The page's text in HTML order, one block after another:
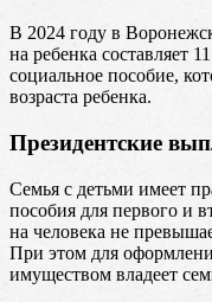
В 2024 году в
на ребенка составляет
социальное пособие,
возраста ребенка.
Президентские
Семья с детьми имеет
пособия для первого и
на человека не
При этом для
имуществом владеет